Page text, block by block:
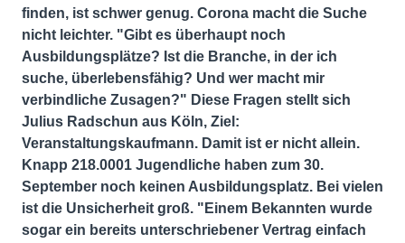
finden, ist schwer genug. Corona macht die Suche
nicht leichter. "Gibt es überhaupt noch
Ausbildungsplätze? Ist die Branche, in der ich
suche, überlebensfähig? Und wer macht mir
verbindliche Zusagen?" Diese Fragen stellt sich
Julius Radschun aus Köln, Ziel:
Veranstaltungskaufmann. Damit ist er nicht allein.
Knapp 218.0001 Jugendliche haben zum 30.
September noch keinen Ausbildungsplatz. Bei vielen
ist die Unsicherheit groß. "Einem Bekannten wurde
sogar ein bereits unterschriebener Vertrag einfach